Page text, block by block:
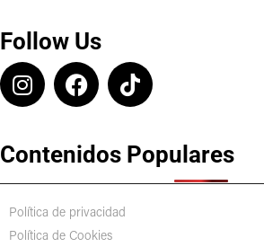
Follow Us
Contenidos Populares
Política de privacidad
Política de Cookies